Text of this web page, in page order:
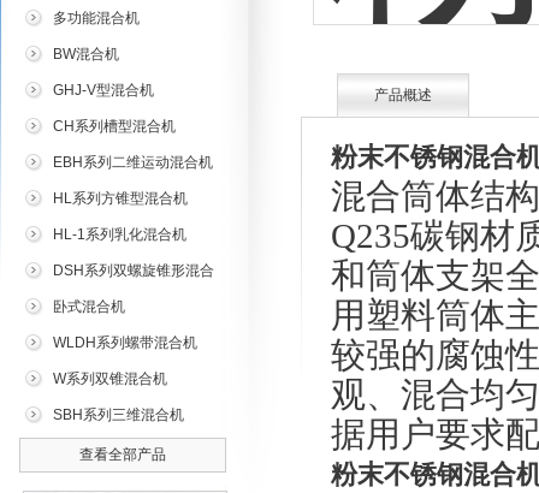
多功能混合机
BW混合机
GHJ-V型混合机
CH系列槽型混合机
EBH系列二维运动混合机
HL系列方锥型混合机
HL-1系列乳化混合机
DSH系列双螺旋锥形混合
机
卧式混合机
WLDH系列螺带混合机
W系列双锥混合机
SBH系列三维混合机
查看全部产品
产品概述
粉末不锈钢混合
混合筒体结
Q235碳钢材
和筒体支架
用塑料筒体
较强的腐蚀
观、混合均
据用户要求
粉末不锈钢混合